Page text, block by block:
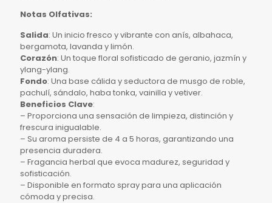
Notas Olfativas:
Salida: Un inicio fresco y vibrante con anís, albahaca,
bergamota, lavanda y limón.
Corazón: Un toque floral sofisticado de geranio, jazmín y
ylang-ylang.
Fondo: Una base cálida y seductora de musgo de roble,
pachulí, sándalo, haba tonka, vainilla y vetiver.
Beneficios Clave:
– Proporciona una sensación de limpieza, distinción y
frescura inigualable.
– Su aroma persiste de 4 a 5 horas, garantizando una
presencia duradera.
– Fragancia herbal que evoca madurez, seguridad y
sofisticación.
– Disponible en formato spray para una aplicación
cómoda y precisa.